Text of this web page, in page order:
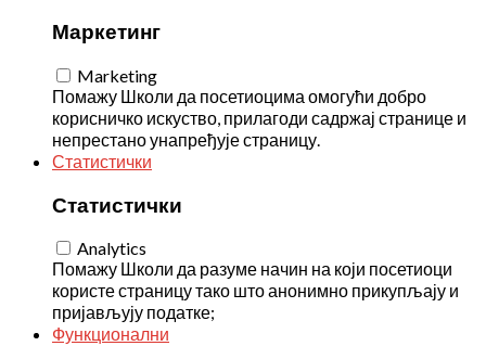
Маркетинг
Marketing
Помажу Школи да посетиоцима омогући добро
корисничко искуство, прилагоди садржај странице и
непрестано унапређује страницу.
Статистички
Статистички
Analytics
Помажу Школи да разуме начин на који посетиоци
користе страницу тако што анонимно прикупљају и
пријављују податке;
Функционални